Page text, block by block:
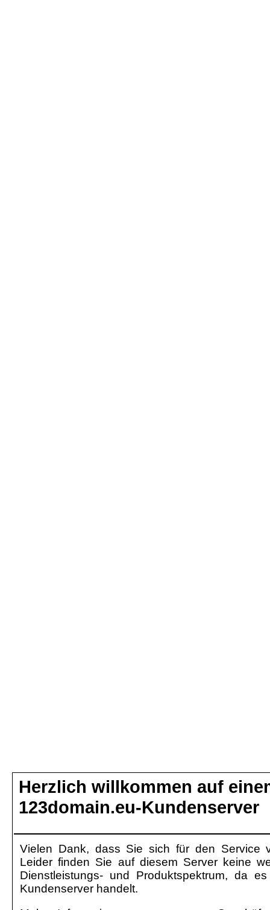
Herzlich willkommen auf
123domain.eu-Kundenserver
Vielen Dank, dass Sie sich für den Service
Leider finden Sie auf diesem Server keine
Dienstleistungs- und Produktspektrum, da
Kundenserver handelt.